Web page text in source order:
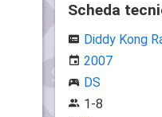
Scheda
Diddy Kong
2007
DS
1-8